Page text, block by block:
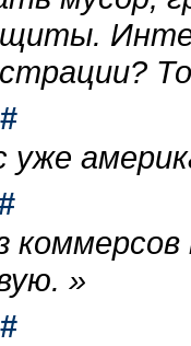
#
уже
»
#